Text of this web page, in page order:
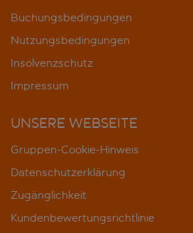
Buchungsbedingungen
Nutzungsbedingungen
Insolvenzschutz
Impressum
UNSERE WEBSEITE
Gruppen-Cookie-Hinweis
Datenschutzerklärung
Zugänglichkeit
Kundenbewertungsrichtlinie